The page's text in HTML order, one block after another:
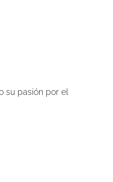
su pasión por el